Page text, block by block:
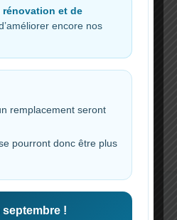
rénovation et de
encore nos
remplacement seront
pourront donc être plus
!